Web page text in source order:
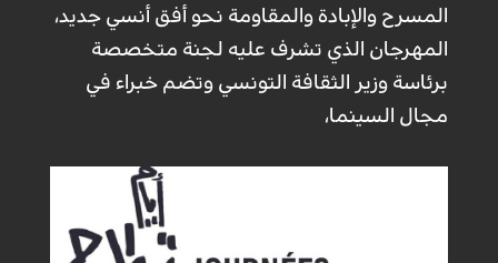
المسرح والإبادة والمقاومة نحو أفق أنسي جديد،
المهرجان الذي تشرف عليه لجنة متخصصة
برئاسة وزير الثقافة التونسي وتضم خبراء في
مجال السينما،